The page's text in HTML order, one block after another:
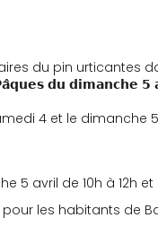
du pin urticantes
𝗱𝘂 𝗱𝗶𝗺𝗮𝗻𝗰𝗵𝗲 𝟱
4 et le dimanche
5 avril de 10h à 12h et
les habitants de